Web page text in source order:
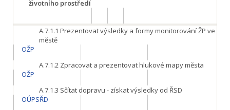
životního prostředí
A.7.1.1 Prezentovat výsledky a formy monitorování ŽP ve
městě
OŽP
A.7.1.2 Zpracovat a prezentovat hlukové mapy města
OŽP
A.7.1.3 Sčítat dopravu - získat výsledky od ŘSD
OÚPSŘD